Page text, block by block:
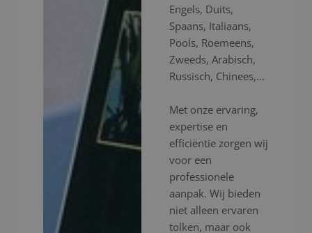
Engels, Duits,
Spaans, Italiaans,
Pools, Roemeens,
Zweeds, Arabisch,
Russisch, Chinees,...
Met onze ervaring,
expertise en
efficiëntie zorgen wij
voor een
professionele
aanpak. Wij bieden
niet alleen ervaren
tolken, maar ook